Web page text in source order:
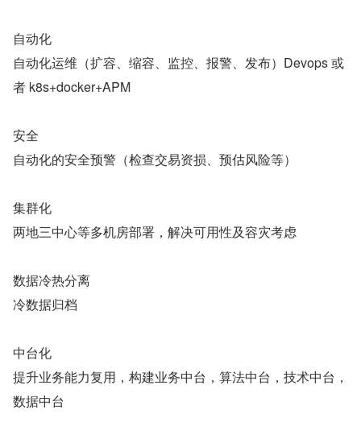
自动化
自动化运维（扩容、缩容、监控、报警、发布）Devops 或
者 k8s+docker+APM
安全
自动化的安全预警（检查交易资损、预估风险等）
集群化
两地三中心等多机房部署，解决可用性及容灾考虑
数据冷热分离
冷数据归档
中台化
提升业务能力复用，构建业务中台，算法中台，技术中台，
数据中台